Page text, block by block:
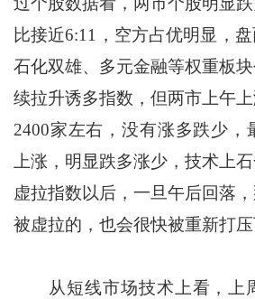
比接近6:11，空方占优明显，盘
石化双雄、多元金融等权重板
续拉升诱多指数，但两市上午
2400家左右，没有涨多跌少，
上涨，明显跌多涨少，技术上
虚拉指数以后，一旦午后回落
被虚拉的，也会很快被重新打压
从短线市场技术上看，上